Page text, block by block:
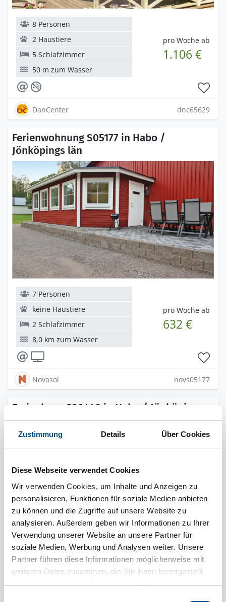
Zustimmung Details Über Cookies
Diese Webseite verwendet Cookies
Wir verwenden Cookies, um Inhalte und Anzeigen zu
personalisieren, Funktionen für soziale Medien anbieten
zu können und die Zugriffe auf unsere Website zu
analysieren. Außerdem geben wir Informationen zu Ihrer
Verwendung unserer Website an unsere Partner für
soziale Medien, Werbung und Analysen weiter. Unsere
Partner führen diese Informationen möglicherweise mit
weiteren Daten zusammen, die Sie ihnen bereitgestellt
haben oder die sie im Rahmen Ihrer Nutzung der Dienste
pro Woche ab
1.106 €
8 Personen
2 Haustiere
5 Schlafzimmer
50 m zum Wasser
DanCenter dnc65629
Ferienwohnung S05177 in Habo /
Jönköpings län
pro Woche ab
632 €
7 Personen
keine Haustiere
2 Schlafzimmer
8,0 km zum Wasser
Novasol novs05177
Ferienhaus S30448 in Habo / Jönköpings
län
6 Personen